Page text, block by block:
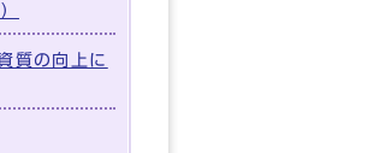
質の向上に